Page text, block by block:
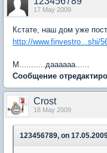
17 May 2009
Кстате, наш дом уже
http://www.finvestro...shi/
М...........даааааа......
Сообщение
Crost
18 May 2009
123456789, on